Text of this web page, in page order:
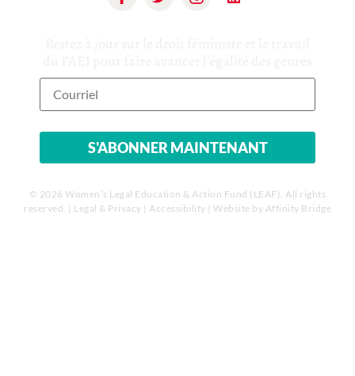
© 2026 Women’s Legal Education & Action Fund (LEAF). All rights
reserved. | Legal & Privacy | Accessibility | Website by Affinity Bridge